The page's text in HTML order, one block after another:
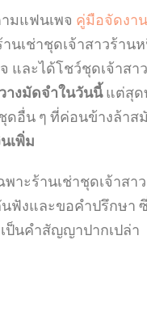
มแฟนเพจ คู่มือจัดงาน
านเช่าชุดเจ้าสาวร้าน
และได้โชว์ชุดเจ้าสา
างมัดจำในวันนี้แต่สุด
อื่น ๆ ที่ค่อนข้างล้าส
เพิ่ม
พาะร้านเช่าชุดเจ้าส
ฟังและขอคำปรึกษา
ป็นคำสัญญาปากเปล่า